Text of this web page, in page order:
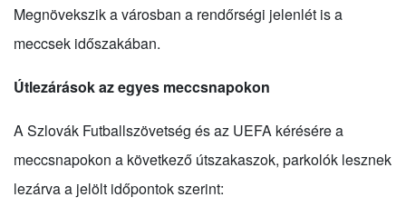
Megnövekszik a városban a rendőrségi jelenlét is a
meccsek időszakában.
Útlezárások az egyes meccsnapokon
A Szlovák Futballszövetség és az UEFA kérésére a
meccsnapokon a következő útszakaszok, parkolók lesznek
lezárva a jelölt időpontok szerint: